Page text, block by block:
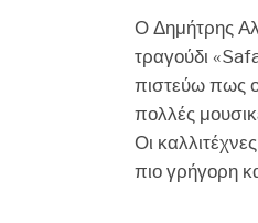
Ο Δημήτρης
τραγούδι
πιστεύω πως
πολλές
Οι
πιο γρήγορη